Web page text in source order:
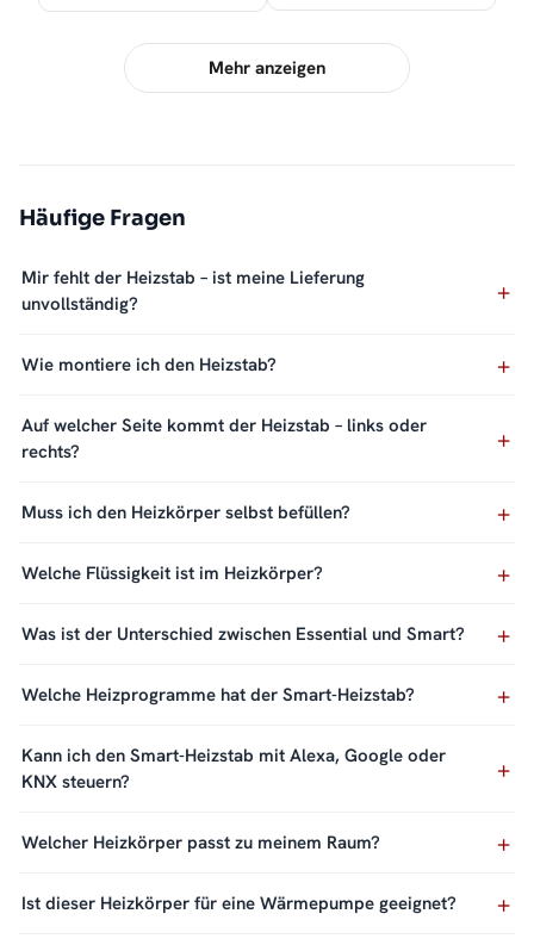
Mehr anzeigen
Häufige Fragen
Mir fehlt der Heizstab – ist meine Lieferung
unvollständig?
Wie montiere ich den Heizstab?
Auf welcher Seite kommt der Heizstab – links oder
rechts?
Muss ich den Heizkörper selbst befüllen?
Welche Flüssigkeit ist im Heizkörper?
Was ist der Unterschied zwischen Essential und Smart?
Welche Heizprogramme hat der Smart-Heizstab?
Kann ich den Smart-Heizstab mit Alexa, Google oder
KNX steuern?
Welcher Heizkörper passt zu meinem Raum?
Ist dieser Heizkörper für eine Wärmepumpe geeignet?